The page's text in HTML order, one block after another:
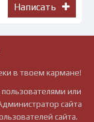
Написать
в твоем кармане!
или
сайта
сайта.